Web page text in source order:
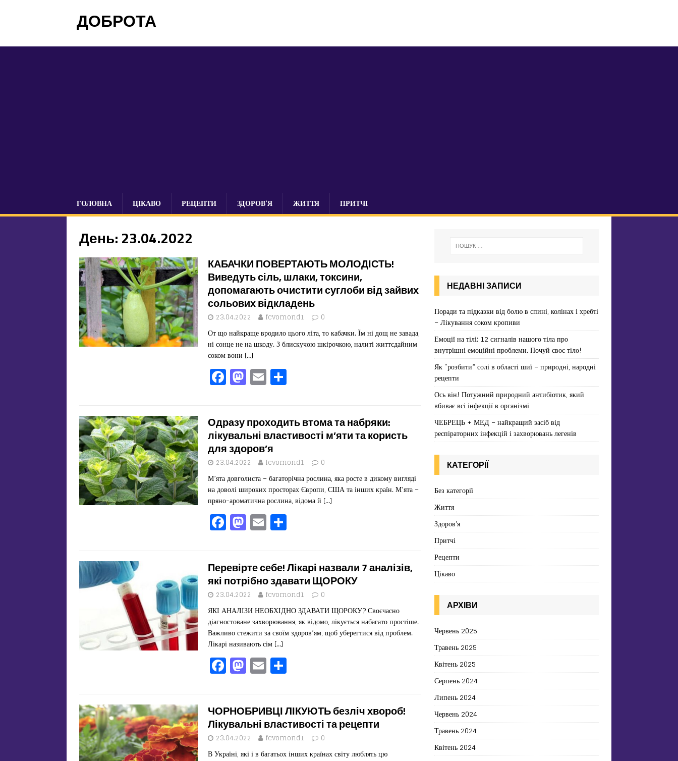
ДОБРОТА
ГОЛОВНА ЦІКАВО РЕЦЕПТИ ЗДОРОВ’Я ЖИТТЯ ПРИТЧІ
День: 23.04.2022
КАБАЧКИ ПОВЕРТАЮТЬ МОЛОДІСТЬ!
Виведуть сіль, шлаки, токсини,
допомагають очистити суглоби від зайвих
сольових відкладень
23.04.2022 fcvomond1 0
От що найкраще вродило цього літа, то кабачки. Їм ні дощ не завада,
ні сонце не на шкоду. З блискучою шкірочкою, налиті життєдайним
соком вони […]
F
a
e
b
o
o
k
M
a
o
d
o
n
E
m
l ит
ис
я
Одразу проходить втома та набряки:
лікувальні властивості м’яти та користь
для здоров’я
23.04.2022 fcvomond1 0
М’ята довголиста – багаторічна рослина, яка росте в дикому вигляді
на доволі широких просторах Європи, США та інших країн. М’ята –
пряно-ароматична рослина, відома й […]
F
a
e
b
o
o
k
M
a
o
d
o
n
E
m
l ит
ис
я
Перевірте себе! Лікарі назвали 7 аналізів,
які потрібно здавати ЩОРОКУ
23.04.2022 fcvomond1 0
ЯКІ АНАЛІЗИ НЕОБХІДНО ЗДАВАТИ ЩОРОКУ? Своєчасно
діагностоване захворювання, як відомо, лікується набагато простіше.
Важливо стежити за своїм здоров’ям, щоб уберегтися від проблем.
Лікарі називають сім […]
F
a
e
b
o
M
a
o
d
o
E
m
l ит
ис
я
ЧОРНОБРИВЦІ ЛІКУЮТЬ безліч хвороб!
Лікувальні властивості та рецепти
23.04.2022 fcvomond1 0
В Україні, які і в багатьох інших країнах світу люблять цю
НЕДАВНІ ЗАПИСИ
Поради та підказки від болю в спині, колінах і хребті
– Лікування соком кропиви
Емоції на тілі: 12 сигналів нашого тіла про
внутрішні емоційні проблеми. Почуй своє тіло!
Як “розбити” солі в області шиї – природні, народні
рецепти
Ось він! Потужний природний антибіотик, який
вбиває всі інфекції в організмі
ЧЕБРЕЦЬ + МЕД – найкращий засіб від
респіраторних інфекцій і захворювань легенів
КАТЕГОРІЇ
Без категорії
Життя
Здоров'я
Притчі
Рецепти
Цікаво
АРХІВИ
Червень 2025
Травень 2025
Квітень 2025
Серпень 2024
Липень 2024
Червень 2024
Травень 2024
Квітень 2024